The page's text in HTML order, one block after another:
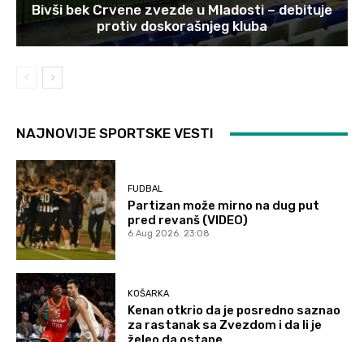
Bivši bek Crvene zvezde u Mladosti – debituje
protiv doskorašnjeg kluba
NAJNOVIJE SPORTSKE VESTI
FUDBAL
Partizan može mirno na dug put
pred revanš (VIDEO)
6 Aug 2026. 23:08
KOŠARKA
Kenan otkrio da je posredno saznao
za rastanak sa Zvezdom i da li je